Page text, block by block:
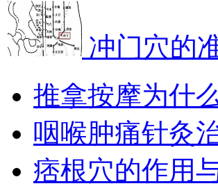
冲门穴的
推拿按摩为什
咽喉肿痛针灸
痞根穴的作用